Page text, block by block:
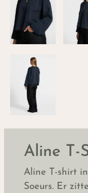
Aline T-
Aline T-shirt
Soeurs. Er